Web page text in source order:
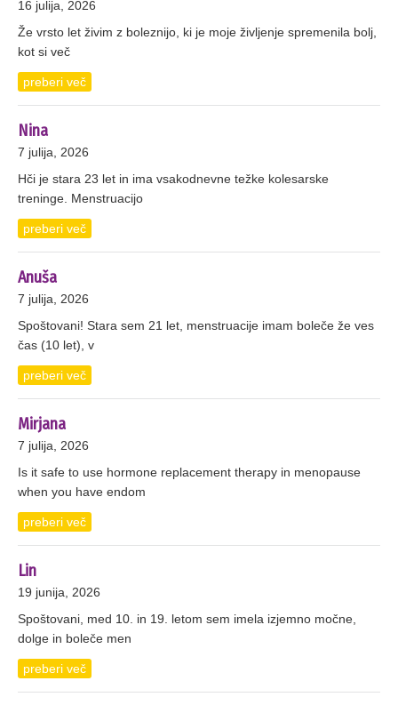
16 julija, 2026
Že vrsto let živim z boleznijo, ki je moje življenje spremenila bolj,
kot si več
preberi več
Nina
7 julija, 2026
Hči je stara 23 let in ima vsakodnevne težke kolesarske
treninge. Menstruacijo
preberi več
Anuša
7 julija, 2026
Spoštovani! Stara sem 21 let, menstruacije imam boleče že ves
čas (10 let), v
preberi več
Mirjana
7 julija, 2026
Is it safe to use hormone replacement therapy in menopause
when you have endom
preberi več
Lin
19 junija, 2026
Spoštovani, med 10. in 19. letom sem imela izjemno močne,
dolge in boleče men
preberi več